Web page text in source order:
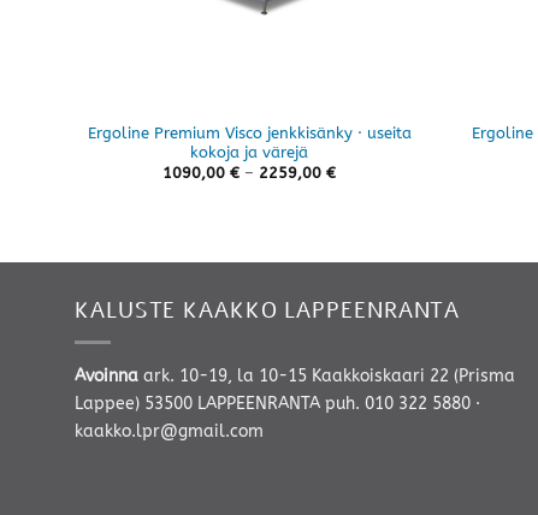
Ergoline Premium Visco jenkkisänky · useita
kokoja ja värejä
1090,00 € – 2259,00 €Hintaluokka:
Ergoline
KALUSTE KAAKKO LAPPEENRANTA
Avoinna ark. 10-19, la 10-15 Kaakkoiskaari 22 (Prisma
Lappee) 53500 LAPPEENRANTA puh. 010 322 5880 ·
kaakko.lpr@gmail.com